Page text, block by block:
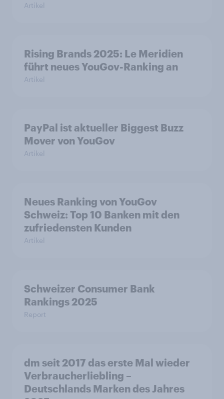
Artikel
Rising Brands 2025: Le Meridien
führt neues YouGov-Ranking an
Artikel
PayPal ist aktueller Biggest Buzz
Mover von YouGov
Artikel
Neues Ranking von YouGov
Schweiz: Top 10 Banken mit den
zufriedensten Kunden
Artikel
Schweizer Consumer Bank
Rankings 2025
Report
dm seit 2017 das erste Mal wieder
Verbraucherliebling –
Deutschlands Marken des Jahres